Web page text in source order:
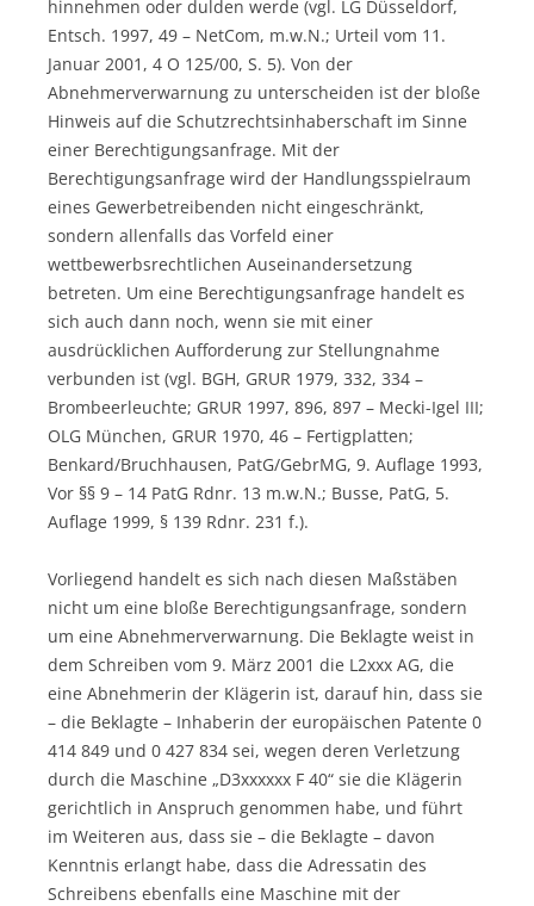
hinnehmen oder dulden werde (vgl. LG Düsseldorf,
Entsch. 1997, 49 – NetCom, m.w.N.; Urteil vom 11.
Januar 2001, 4 O 125/00, S. 5). Von der
Abnehmerverwarnung zu unterscheiden ist der bloße
Hinweis auf die Schutzrechtsinhaberschaft im Sinne
einer Berechtigungsanfrage. Mit der
Berechtigungsanfrage wird der Handlungsspielraum
eines Gewerbetreibenden nicht eingeschränkt,
sondern allenfalls das Vorfeld einer
wettbewerbsrechtlichen Auseinandersetzung
betreten. Um eine Berechtigungsanfrage handelt es
sich auch dann noch, wenn sie mit einer
ausdrücklichen Aufforderung zur Stellungnahme
verbunden ist (vgl. BGH, GRUR 1979, 332, 334 –
Brombeerleuchte; GRUR 1997, 896, 897 – Mecki-Igel III;
OLG München, GRUR 1970, 46 – Fertigplatten;
Benkard/Bruchhausen, PatG/GebrMG, 9. Auflage 1993,
Vor §§ 9 – 14 PatG Rdnr. 13 m.w.N.; Busse, PatG, 5.
Auflage 1999, § 139 Rdnr. 231 f.).
Vorliegend handelt es sich nach diesen Maßstäben
nicht um eine bloße Berechtigungsanfrage, sondern
um eine Abnehmerverwarnung. Die Beklagte weist in
dem Schreiben vom 9. März 2001 die L2xxx AG, die
eine Abnehmerin der Klägerin ist, darauf hin, dass sie
– die Beklagte – Inhaberin der europäischen Patente 0
414 849 und 0 427 834 sei, wegen deren Verletzung
durch die Maschine „D3xxxxxx F 40“ sie die Klägerin
gerichtlich in Anspruch genommen habe, und führt
im Weiteren aus, dass sie – die Beklagte – davon
Kenntnis erlangt habe, dass die Adressatin des
Schreibens ebenfalls eine Maschine mit der